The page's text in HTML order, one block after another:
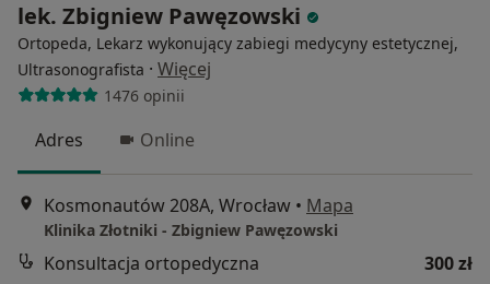
lek. Zbigniew Pawęzowski
Ortopeda, Lekarz wykonujący zabiegi medycyny estetycznej,
Ultrasonografista · Więcej
1476 opinii
Adres Online
Kosmonautów 208A, Wrocław • Mapa
Klinika Złotniki - Zbigniew Pawęzowski
Konsultacja ortopedyczna
300 zł